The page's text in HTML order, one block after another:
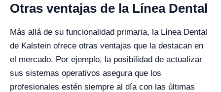
Otras ventajas de la Línea Dental
Más allá de su funcionalidad primaria, la Línea Dental
de Kalstein ofrece otras ventajas que la destacan en
el mercado. Por ejemplo, la posibilidad de actualizar
sus sistemas operativos asegura que los
profesionales estén siempre al día con las últimas